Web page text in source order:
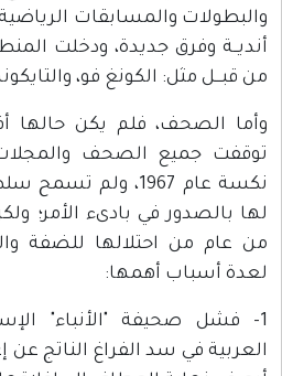
والبطولات والمسابقات
أنديــة وفرق جديدة، ودخلت
من قبـــل مثل: الكونغ فو،
وأما الصحف، فلم يكن حالها
توقفت جميع الصحف
نكسة عام 1967، ولم
لها بالصدور في بادىء الأمر؛
من عام من احتلالها للضفة
لعدة أسباب أهمها:
1- فشل صحيفة "الأنباء"
العربية في سد الفراغ الناتج عن